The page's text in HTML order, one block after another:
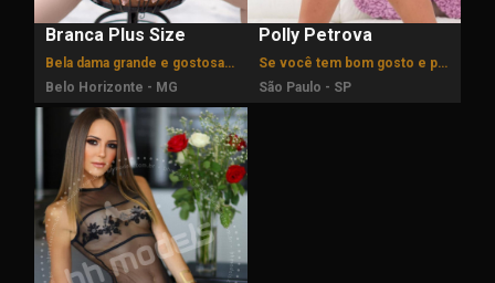
Branca Plus Size
Bela dama grande e gostosa, fotos reais! Disponível 24hs
Belo Horizonte - MG
Polly Petrova
Se você tem bom gosto e procura uma companhia está no lugar certo.
São Paulo - SP